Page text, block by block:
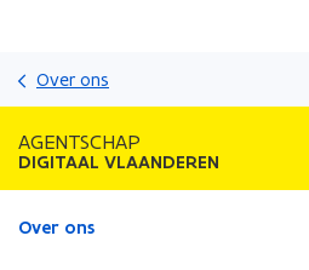
Over ons
AGENTSCHAP
DIGITAAL VLAANDEREN
Gedaan
Over ons